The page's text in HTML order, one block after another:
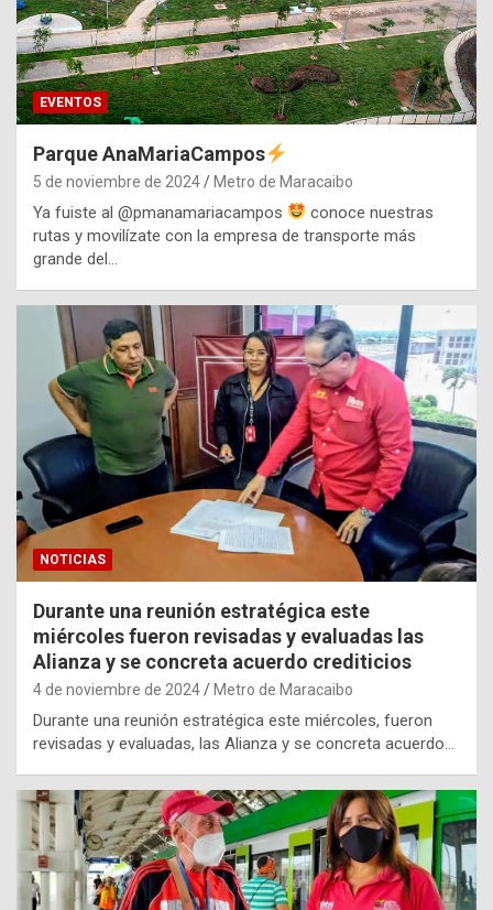
EVENTOS
Parque AnaMariaCampos
5 de noviembre de 2024 Metro de Maracaibo
Ya fuiste al @pmanamariacampos
conoce nuestras
rutas y movilízate con la empresa de transporte más
grande del…
NOTICIAS
Durante una reunión estratégica este
miércoles fueron revisadas y evaluadas las
Alianza y se concreta acuerdo crediticios
4 de noviembre de 2024 Metro de Maracaibo
Durante una reunión estratégica este miércoles, fueron
revisadas y evaluadas, las Alianza y se concreta acuerdo…